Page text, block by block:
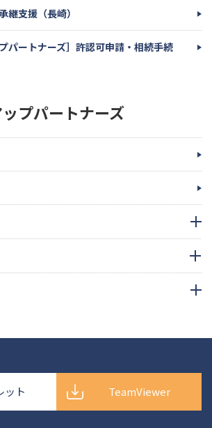
継支援（長崎）
パートナーズ］許認可申請・相続手続
プパートナーズ
ット TeamViewer